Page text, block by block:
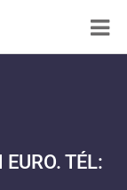
TÉL: